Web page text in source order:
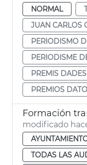
NORMAL
JUAN CARLOS
PERIODISMO
PERIODISME
PREMIS
PREMIOS
modificado
TODAS LAS